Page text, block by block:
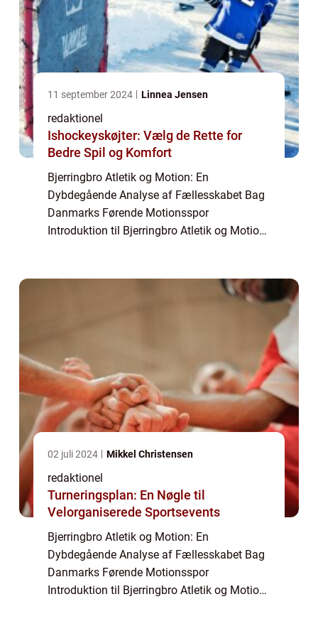
11 september 2024 Linnea Jensen
redaktionel
Ishockeyskøjter: Vælg de Rette for
Bedre Spil og Komfort
Bjerringbro Atletik og Motion: En
Dybdegående Analyse af Fællesskabet Bag
Danmarks Førende Motionsspor
Introduktion til Bjerringbro Atletik og Motion
02 juli 2024 Mikkel Christensen
redaktionel
Turneringsplan: En Nøgle til
Velorganiserede Sportsevents
Bjerringbro Atletik og Motion: En
Dybdegående Analyse af Fællesskabet Bag
Danmarks Førende Motionsspor
Introduktion til Bjerringbro Atletik og Motion